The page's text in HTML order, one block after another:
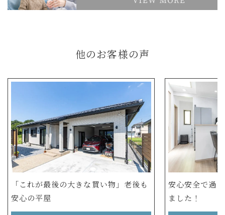
他のお客様の声
「これが最後の大きな買い物」老後も
安心の平屋
安心安全で過
ました！